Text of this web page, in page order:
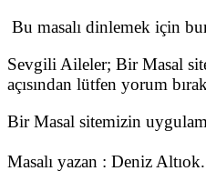
Bu masalı dinlemek için
Sevgili Aileler; Bir Masal
açısından lütfen yorum
Bir Masal sitemizin
Masalı yazan : Deniz